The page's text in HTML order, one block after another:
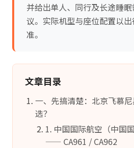
并给出单人、同行及长途睡
议。实际机型与座位配置以
准。
文章目录
一、先搞清楚：北京飞慕
选？
1. 中国国际航空（中国
—— CA961 / CA962